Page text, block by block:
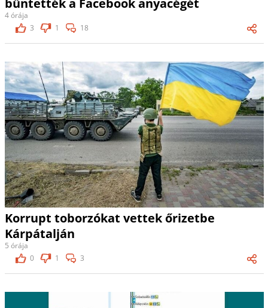
4 órája
3
1 18
Korrupt toborzókat vettek őrizetbe
Kárpátalján
5 órája
0
1 3